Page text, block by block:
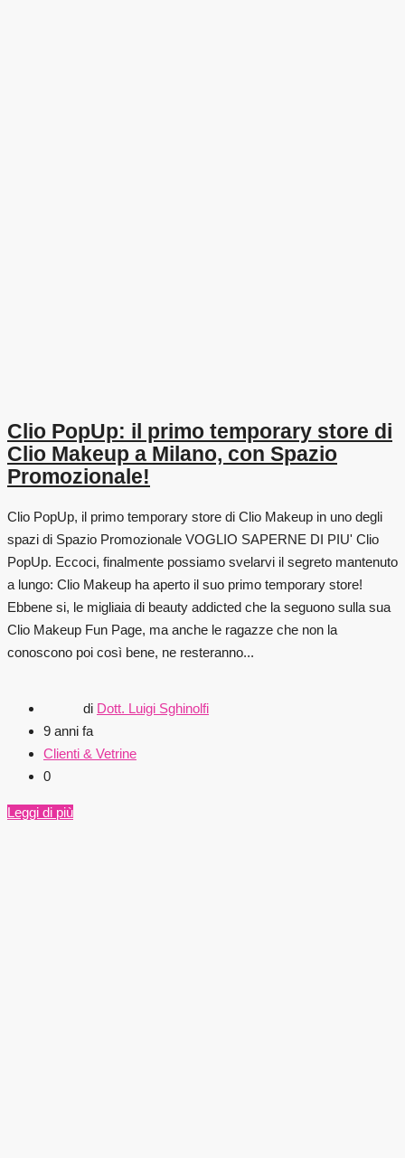
Clio PopUp: il primo temporary store di
Clio Makeup a Milano, con Spazio
Promozionale!
Clio PopUp, il primo temporary store di Clio Makeup in uno degli
spazi di Spazio Promozionale VOGLIO SAPERNE DI PIU' Clio
PopUp. Eccoci, finalmente possiamo svelarvi il segreto mantenuto
a lungo: Clio Makeup ha aperto il suo primo temporary store!
Ebbene si, le migliaia di beauty addicted che la seguono sulla sua
Clio Makeup Fun Page, ma anche le ragazze che non la
conoscono poi così bene, ne resteranno...
di Dott. Luigi Sghinolfi
9 anni fa
Clienti & Vetrine
0
Leggi di più